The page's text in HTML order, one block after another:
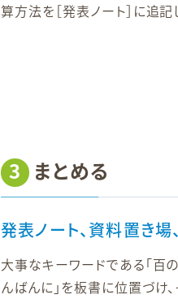
算方法を［発表ノート］に追記
3 まとめる
発表ノート、資料置き場
大事なキーワードである「百の
んばんに」を板書に位置づけ